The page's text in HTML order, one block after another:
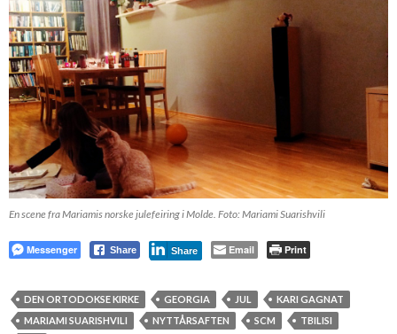
En scene fra Mariamis norske julefeiring i Molde. Foto: Mariami Suarishvili
Messenger Share Share Email Print
DEN ORTODOKSE KIRKE GEORGIA JUL
KARI GAGNAT
MARIAMI SUARISHVILI
NYTTÅRSAFTEN SCM
TBILISI